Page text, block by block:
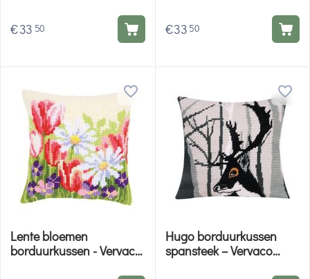
€33 50
€33 50
Lente bloemen
borduurkussen - Vervaco
Hugo borduurkussen
spansteek – Vervaco